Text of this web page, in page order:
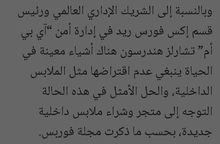
وبالنسبة إلى الشريك الإداري العالمي ورئيس
قسم إكس فورس ريد في إدارة أمن “آي بي
أم” تشارلز هندرسون هناك أشياء معينة في
الحياة ينبغي عدم اقتراضها مثل الملابس
الداخلية، والحل الأمثل في هذه الحالة
التوجه إلى متجر وشراء ملابس داخلية
جديدة، بحسب ما ذكرت مجلة فوربس.